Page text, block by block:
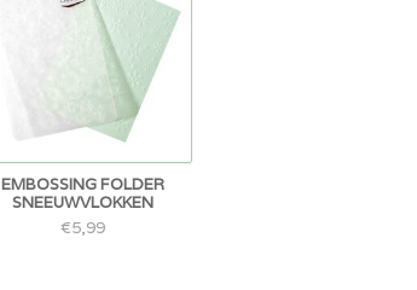
EMBOSSING FOLDER
SNEEUWVLOKKEN
€5,99